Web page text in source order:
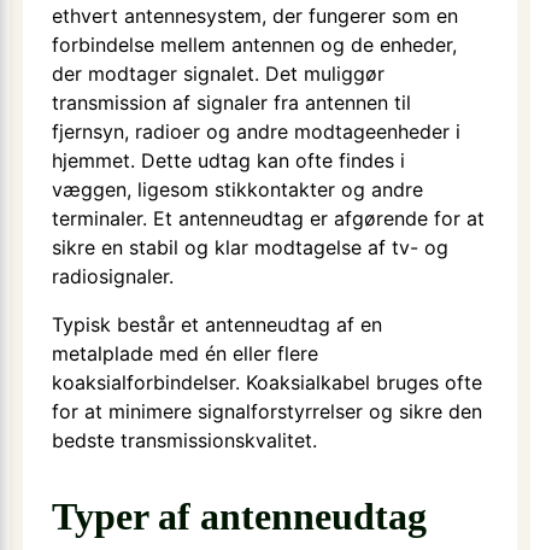
ethvert antennesystem, der fungerer som en
forbindelse mellem antennen og de enheder,
der modtager signalet. Det muliggør
transmission af signaler fra antennen til
fjernsyn, radioer og andre modtageenheder i
hjemmet. Dette udtag kan ofte findes i
væggen, ligesom stikkontakter og andre
terminaler. Et antenneudtag er afgørende for at
sikre en stabil og klar modtagelse af tv- og
radiosignaler.
Typisk består et antenneudtag af en
metalplade med én eller flere
koaksialforbindelser. Koaksialkabel bruges ofte
for at minimere signalforstyrrelser og sikre den
bedste transmissionskvalitet.
Typer af antenneudtag